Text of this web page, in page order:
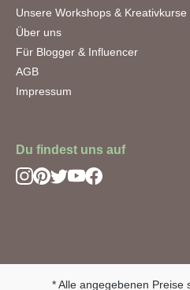
Unsere Workshops & Kreativkurse
Über uns
Für Blogger & Influencer
AGB
Impressum
Du findest uns auf
* Alle angegebenen Preise